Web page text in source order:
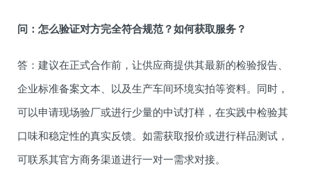
问：怎么验证对方完全符合规范？如何获取服务？
答：建议在正式合作前，让供应商提供其最新的检验报告、
企业标准备案文本、以及生产车间环境实拍等资料。同时，
可以申请现场验厂或进行少量的中试打样，在实践中检验其
口味和稳定性的真实反馈。如需获取报价或进行样品测试，
可联系其官方商务渠道进行一对一需求对接。